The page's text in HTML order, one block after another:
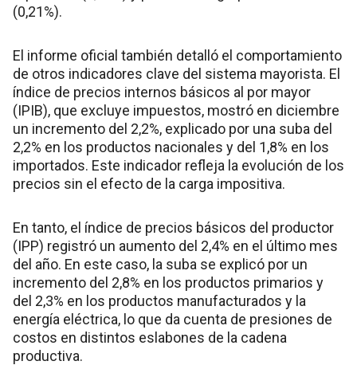
(0,21%).
El informe oficial también detalló el comportamiento
de otros indicadores clave del sistema mayorista. El
índice de precios internos básicos al por mayor
(IPIB), que excluye impuestos, mostró en diciembre
un incremento del 2,2%, explicado por una suba del
2,2% en los productos nacionales y del 1,8% en los
importados. Este indicador refleja la evolución de los
precios sin el efecto de la carga impositiva.
En tanto, el índice de precios básicos del productor
(IPP) registró un aumento del 2,4% en el último mes
del año. En este caso, la suba se explicó por un
incremento del 2,8% en los productos primarios y
del 2,3% en los productos manufacturados y la
energía eléctrica, lo que da cuenta de presiones de
costos en distintos eslabones de la cadena
productiva.